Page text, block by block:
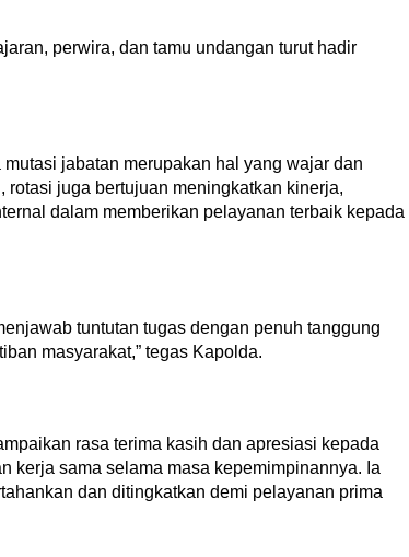
perwira, dan tamu undangan turut hadir
jabatan merupakan hal yang wajar dan
juga bertujuan meningkatkan kinerja,
dalam memberikan pelayanan terbaik kepada
tuntutan tugas dengan penuh tanggung
masyarakat,” tegas Kapolda.
rasa terima kasih dan apresiasi kepada
kerja sama selama masa kepemimpinannya. Ia
dan ditingkatkan demi pelayanan prima